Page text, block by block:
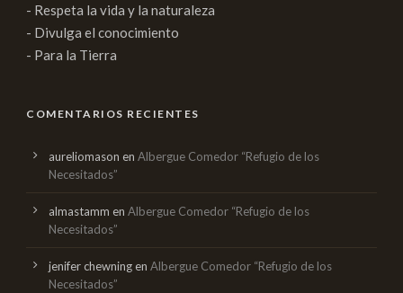
- Respeta la vida y la naturaleza
- Divulga el conocimiento
- Para la Tierra
COMENTARIOS RECIENTES
aureliomason en Albergue Comedor “Refugio de los
Necesitados”
almastamm en Albergue Comedor “Refugio de los
Necesitados”
jenifer chewningen Albergue Comedor “Refugio de los
Necesitados”